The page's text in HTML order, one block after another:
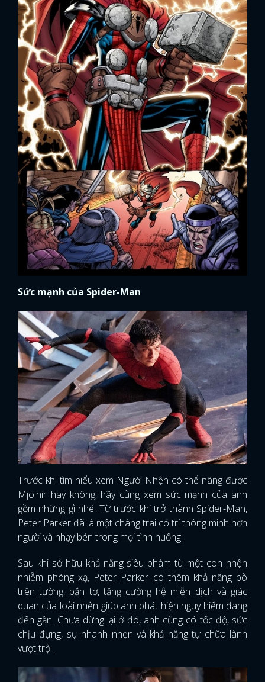
Sức mạnh của Spider-Man
Trước khi tìm hiểu xem Người Nhện có thể nâng được
Mjolnir hay không, hãy cùng xem sức mạnh của anh
gồm những gì nhé. Từ trước khi trở thành Spider-Man,
Peter Parker đã là một chàng trai có trí thông minh hơn
người và nhạy bén trong mọi tình huống.
Sau khi sở hữu khả năng siêu phàm từ một con nhện
nhiễm phóng xạ, Peter Parker có thêm khả năng bò
trên tường, bắn tơ, tăng cường hệ miễn dịch và giác
quan của loài nhện giúp anh phát hiện nguy hiểm đang
đến gần. Chưa dừng lại ở đó, anh cũng có tốc độ, sức
chịu đựng, sự nhanh nhẹn và khả năng tự chữa lành
vượt trội.